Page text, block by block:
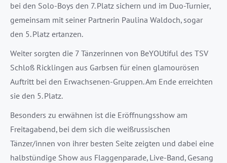
bei den Solo-Boys den 7. Platz sichern und im Duo-Turnier,
gemeinsam mit seiner Partnerin Paulina Waldoch, sogar
den 5. Platz ertanzen.
Weiter sorgten die 7 Tänzerinnen von BeYOUtiful des TSV
Schloß Ricklingen aus Garbsen für einen glamourösen
Auftritt bei den Erwachsenen-Gruppen. Am Ende erreichten
sie den 5. Platz.
Besonders zu erwähnen ist die Eröffnungsshow am
Freitagabend, bei dem sich die weißrussischen
Tänzer/innen von ihrer besten Seite zeigten und dabei eine
halbstündige Show aus Flaggenparade, Live-Band, Gesang